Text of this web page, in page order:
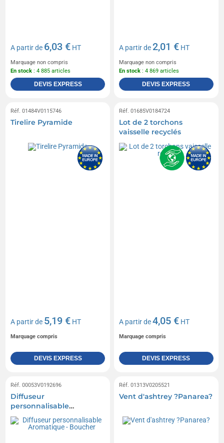
A partir de 6,03 € HT
Marquage non compris
En stock : 4 885 articles
DEVIS EXPRESS
A partir de2,01 € HT
Marquage non compris
En stock : 4 869 articles
DEVIS EXPRESS
Réf. 01484V0115746
Tirelire Pyramide
A partir de 5,19 € HT
Marquage compris
DEVIS EXPRESS
Réf. 01685V0184724
Lot de 2 torchons
vaisselle recyclés
A partir de4,05 € HT
Marquage compris
DEVIS EXPRESS
Réf. 00053V0192696
Diffuseur
personnalisable
Aromatique - Boucher
Réf. 01313V0205521
Vent d'ashtrey ?Panarea?